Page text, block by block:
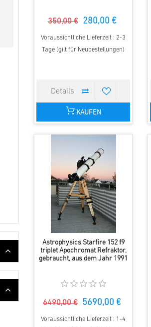
350,00 € 280,00 €
Voraussichtliche Lieferzeit : 2-3
Tage (gilt für Neubestellungen)
KAUFEN
Astrophysics Starfire 152 f9
triplet Apochromat Refraktor,
gebraucht, aus dem Jahr 1991
6490,00 € 5690,00 €
Voraussichtliche Lieferzeit : 1-4